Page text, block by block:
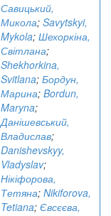
Савицький,
Микола; Savytskyi,
Mykola; Шехоркіна,
Світлана;
Shekhorkina,
Svitlana; Бордун,
Марина; Bordun,
Maryna;
Данішевський,
Владислав;
Danishevskyy,
Vladyslav;
Нікіфорова,
Тетяна; Nikiforova,
Tetiana; Євсєєва,